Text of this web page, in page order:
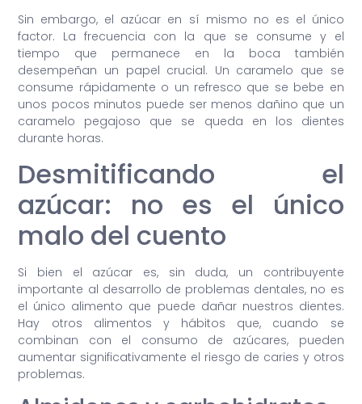
Sin embargo, el azúcar en sí mismo no es el único
factor. La frecuencia con la que se consume y el
tiempo que permanece en la boca también
desempeñan un papel crucial. Un caramelo que se
consume rápidamente o un refresco que se bebe en
unos pocos minutos puede ser menos dañino que un
caramelo pegajoso que se queda en los dientes
durante horas.
Desmitificando el
azúcar: no es el único
malo del cuento
Si bien el azúcar es, sin duda, un contribuyente
importante al desarrollo de problemas dentales, no es
el único alimento que puede dañar nuestros dientes.
Hay otros alimentos y hábitos que, cuando se
combinan con el consumo de azúcares, pueden
aumentar significativamente el riesgo de caries y otros
problemas.